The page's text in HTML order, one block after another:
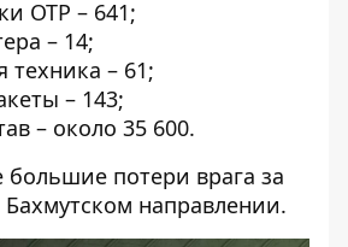
ОТР – 641;
– 14;
техника – 61;
– 143;
– около 35 600.
большие потери врага за
направлении.